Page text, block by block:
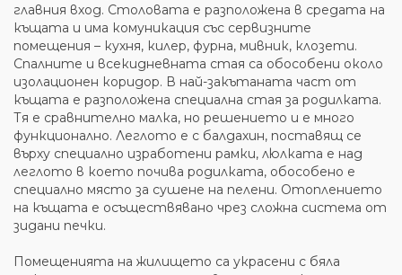
главния вход. Столовата е разположена в средата на
къщата и има комуникация със сервизните
помещения – кухня, килер, фурна, мивник, клозети.
Спалните и всекидневната стая са обособени около
изолационен коридор. В най-закътаната част от
къщата е разположена специална стая за родилката.
Тя е сравнително малка, но решението и е много
функционално. Леглото е с балдахин, поставящ се
върху специално изработени рамки, люлката е над
леглото в което почива родилката, обособено е
специално място за сушене на пелени. Отоплението
на къщата е осъществявано чрез сложна система от
зидани печки.
Помещенията на жилището са украсени с бяла